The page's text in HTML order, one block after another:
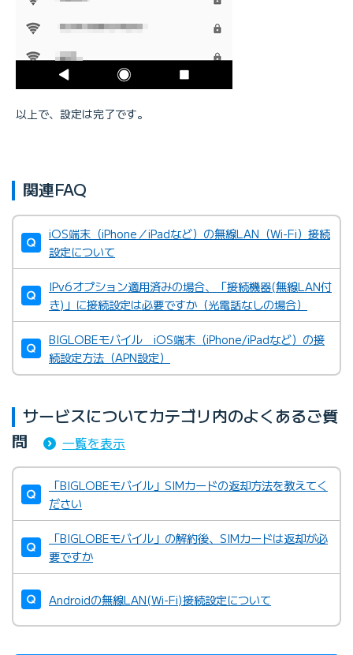
以上で、設定は完了です。
関連FAQ
iOS端末（iPhone／iPadなど）の無線LAN（Wi-Fi）接続
設定について
IPv6オプション適用済みの場合、「接続機器(無線LAN付
き)」に接続設定は必要ですか（光電話なしの場合）
BIGLOBEモバイル iOS端末（iPhone/iPadなど）の接
続設定方法（APN設定）
サービスについてカテゴリ内のよくあるご質
問
一覧を表示
「BIGLOBEモバイル」SIMカードの返却方法を教えてく
ださい
「BIGLOBEモバイル」の解約後、SIMカードは返却が必
要ですか
Androidの無線LAN(Wi-Fi)接続設定について